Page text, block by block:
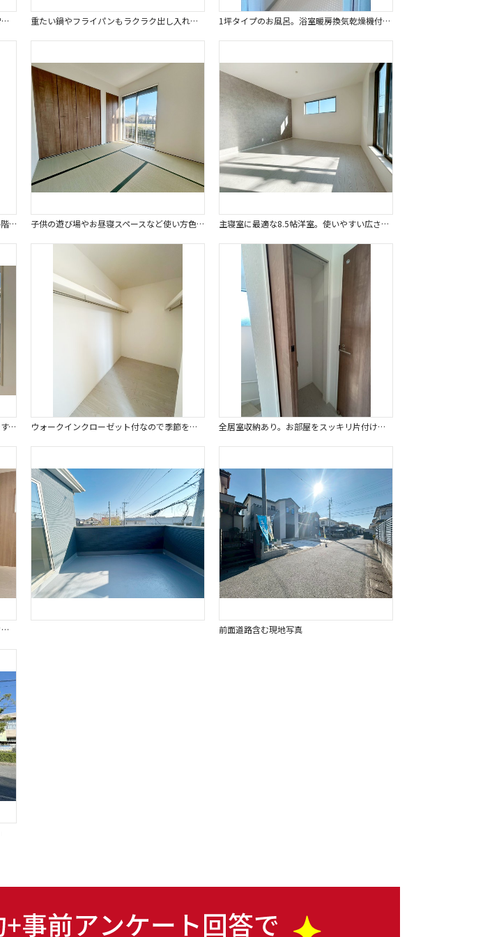
リビングで寛ぐ家族や小さなお子様を見守りながら料理が出来る対面式キッチン。 重たい鍋やフライパンもラクラク出し入れしやすい大型スライド収納。 1坪タイプのお風呂。浴室暖房換気乾燥機付きで、雨の日の洗濯や冬の入浴を快適に過ごせます。
窓もあって通気性も良い高機能トイレ。各階にトイレを完備、朝の忙しい時間も安心です。 子供の遊び場やお昼寝スペースなど使い方色々の落ち着く空間の和室付。 主寝室に最適な8.5帖洋室。使いやすい広さで便利です。
バルコニーに繋がっていて開放的な空間です。シンプルなデザインでインテリアも楽しめます。 ウォークインクローゼット付なので季節を問わずにたっぷり収納ができます。冬物の収納にも困りません。 全居室収納あり。お部屋をスッキリ片付けられます。
お家の顔となる玄関をいつでもスッキリさせられますね。嬉しいシューズボックス付。 前面道路含む現地写真